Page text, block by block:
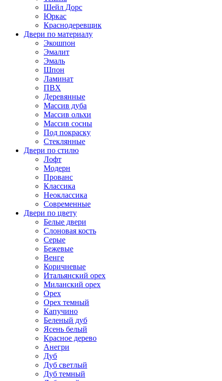
Шейл Дорс
Юркас
Краснодеревщик
Двери по материалу
Экошпон
Эмалит
Эмаль
Шпон
Ламинат
ПВХ
Деревянные
Массив дуба
Массив ольхи
Массив сосны
Под покраску
Стеклянные
Двери по стилю
Лофт
Модерн
Прованс
Классика
Неоклассика
Современные
Двери по цвету
Белые двери
Слоновая кость
Серые
Бежевые
Венге
Коричневые
Итальянский орех
Миланский орех
Орех
Орех темный
Капучино
Беленый дуб
Ясень белый
Красное дерево
Анегри
Дуб
Дуб светлый
Дуб темный